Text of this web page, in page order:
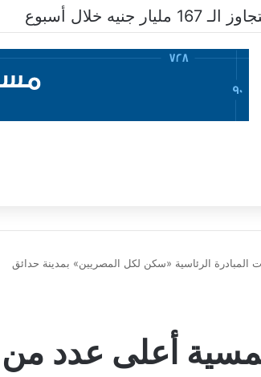
خلال أسبوع
المبادرة الرئاسية «سكن لكل المصريين» بمدينة حدائق
شمسية أعلى عدد من